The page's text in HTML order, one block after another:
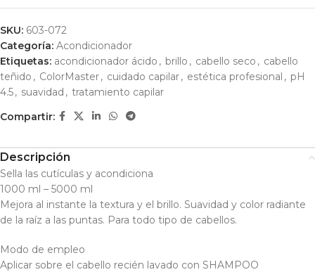
SKU: 603-072
Categoría: Acondicionador
Etiquetas: acondicionador ácido , brillo , cabello seco , cabello
teñido , ColorMaster, cuidado capilar, estética profesional , pH
4.5, suavidad , tratamiento capilar
Compartir:
Descripción
Sella las cutículas y acondiciona
1000 ml – 5000 ml
Mejora al instante la textura y el brillo. Suavidad y color radiante
de la raíz a las puntas. Para todo tipo de cabellos.
Modo de empleo
Aplicar sobre el cabello recién lavado con SHAMPOO